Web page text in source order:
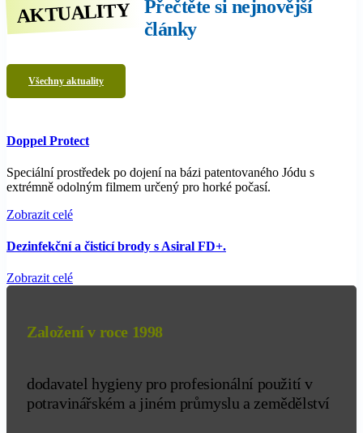
AKTUALITY
Přečtěte si nejnovější
články
Všechny aktuality
Doppel Protect
Speciální prostředek po dojení na bázi patentovaného Jódu s
extrémně odolným filmem určený pro horké počasí.
Zobrazit celé
Dezinfekční a čisticí brody s Asiral FD+.
Zobrazit celé
Založení v roce 1998
dodavatel hygieny pro profesionální použití v
potravinářském a jiném průmyslu a zemědělství